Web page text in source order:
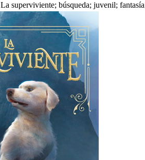
La superviviente; búsqueda; juvenil;